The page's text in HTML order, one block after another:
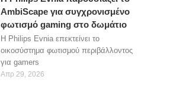
AmbiScape για συγχρονισμένο
φωτισμό gaming στο δωμάτιο
Η Philips Evnia επεκτείνει το
οικοσύστημα φωτισμού περιβάλλοντος
για gamers
Απρ 29, 2026